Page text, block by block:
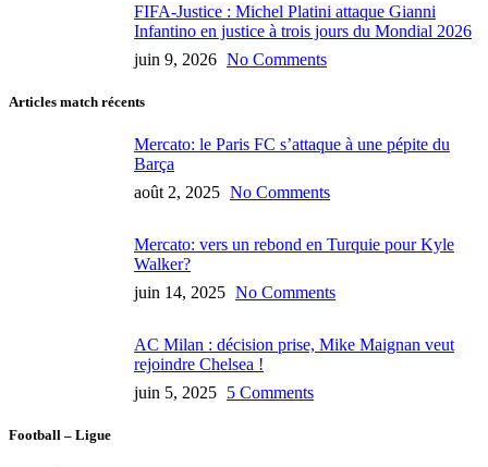
FIFA-Justice : Michel Platini attaque Gianni
Infantino en justice à trois jours du Mondial 2026
juin 9, 2026 No Comments
Articles match récents
Mercato: le Paris FC s’attaque à une pépite du
Barça
août 2, 2025 No Comments
Mercato: vers un rebond en Turquie pour Kyle
Walker?
juin 14, 2025 No Comments
AC Milan : décision prise, Mike Maignan veut
rejoindre Chelsea !
juin 5, 2025 5 Comments
Football – Ligue